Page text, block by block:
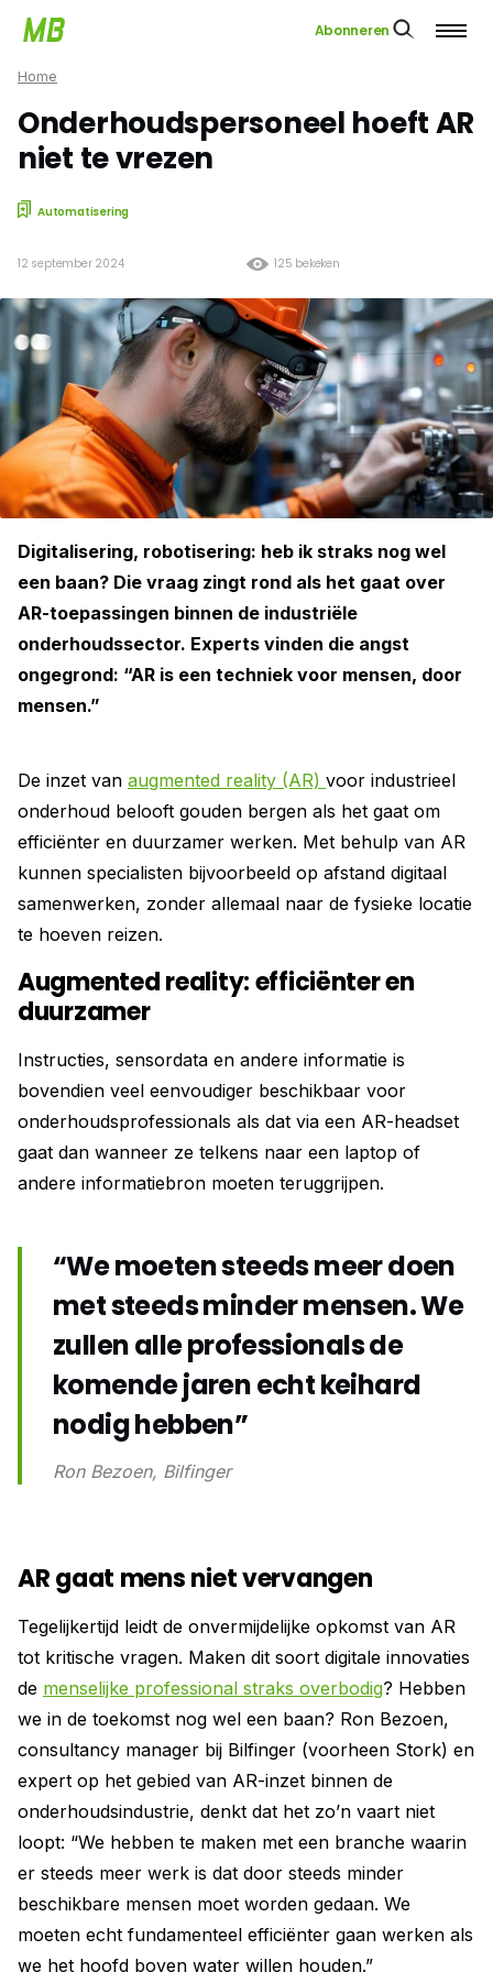
Abonneren
Home
Onderhoudspersoneel hoeft AR
niet te vrezen
Automatisering
125 bekeken
12 september 2024
Digitalisering, robotisering: heb ik straks nog wel
een baan? Die vraag zingt rond als het gaat over
AR-toepassingen binnen de industriële
onderhoudssector. Experts vinden die angst
ongegrond: “AR is een techniek voor mensen, door
mensen.”
De inzet van augmented reality (AR) voor industrieel
onderhoud belooft gouden bergen als het gaat om
efficiënter en duurzamer werken. Met behulp van AR
kunnen specialisten bijvoorbeeld op afstand digitaal
samenwerken, zonder allemaal naar de fysieke locatie
te hoeven reizen.
Augmented reality: efficiënter en
duurzamer
Instructies, sensordata en andere informatie is
bovendien veel eenvoudiger beschikbaar voor
onderhoudsprofessionals als dat via een AR-headset
gaat dan wanneer ze telkens naar een laptop of
andere informatiebron moeten teruggrijpen.
“We moeten steeds meer doen
met steeds minder mensen. We
zullen alle professionals de
komende jaren echt keihard
nodig hebben”
Ron Bezoen, Bilfinger
AR gaat mens niet vervangen
Tegelijkertijd leidt de onvermijdelijke opkomst van AR
tot kritische vragen. Maken dit soort digitale innovaties
de menselijke professional straks overbodig? Hebben
we in de toekomst nog wel een baan? Ron Bezoen,
consultancy manager bij Bilfinger (voorheen Stork) en
expert op het gebied van AR-inzet binnen de
onderhoudsindustrie, denkt dat het zo’n vaart niet
loopt: “We hebben te maken met een branche waarin
er steeds meer werk is dat door steeds minder
beschikbare mensen moet worden gedaan. We
moeten echt fundamenteel efficiënter gaan werken als
we het hoofd boven water willen houden.”